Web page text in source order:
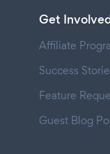
Get
Affiliate
Success
Feature
Guest Blog